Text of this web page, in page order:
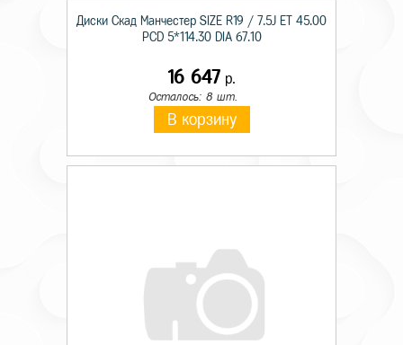
Диски Скад Манчестер SIZE R19 / 7.5J ET 45.00
PCD 5*114.30 DIA 67.10
16 647 р.
Осталось: 8 шт.
В корзину